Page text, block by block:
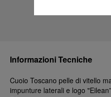
Informazioni Tecniche
Cuoio Toscano pelle di vitello
impunture laterali e logo